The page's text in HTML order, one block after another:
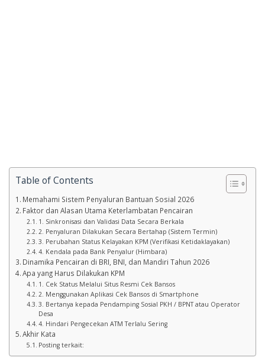
Table of Contents
Memahami Sistem Penyaluran Bantuan Sosial 2026
Faktor dan Alasan Utama Keterlambatan Pencairan
1. Sinkronisasi dan Validasi Data Secara Berkala
2. Penyaluran Dilakukan Secara Bertahap (Sistem Termin)
3. Perubahan Status Kelayakan KPM (Verifikasi Ketidaklayakan)
4. Kendala pada Bank Penyalur (Himbara)
Dinamika Pencairan di BRI, BNI, dan Mandiri Tahun 2026
Apa yang Harus Dilakukan KPM
1. Cek Status Melalui Situs Resmi Cek Bansos
2. Menggunakan Aplikasi Cek Bansos di Smartphone
3. Bertanya kepada Pendamping Sosial PKH / BPNT atau Operator
Desa
4. Hindari Pengecekan ATM Terlalu Sering
Akhir Kata
Posting terkait: